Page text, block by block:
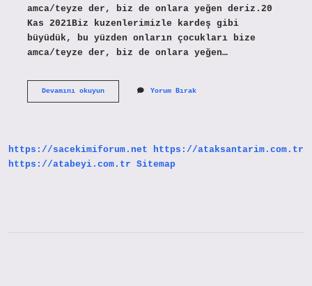
amca/teyze der, biz de onlara yeğen deriz.20
Kas 2021Biz kuzenlerimizle kardeş gibi
büyüdük, bu yüzden onların çocukları bize
amca/teyze der, biz de onlara yeğen…
Devamını okuyunKuzenin
Yorum Bırak
https://sacekimiforum.net
https://ataksantarim.com.tr
https://atabeyi.com.tr Sitemap